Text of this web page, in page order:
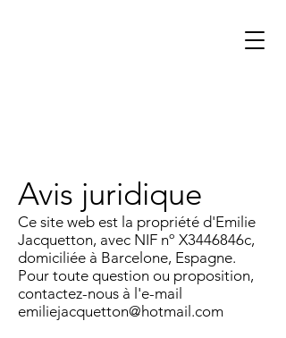
Avis juridique
Ce site web est la propriété d'Emilie
Jacquetton, avec NIF nº X3446846c,
domiciliée à Barcelone, Espagne.
Pour toute question ou proposition,
contactez-nous à l'e-mail
emiliejacquetton@hotmail.com